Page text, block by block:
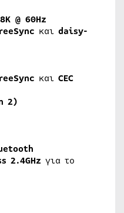
8K @ 60Hz
και daisy-
και CEC
2)
2.4GHz για το